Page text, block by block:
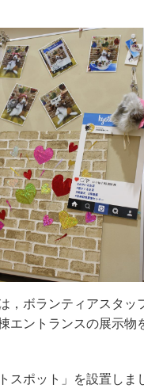
，ボランティアスタッ
エントランスの展示物
スポット」を設置しま